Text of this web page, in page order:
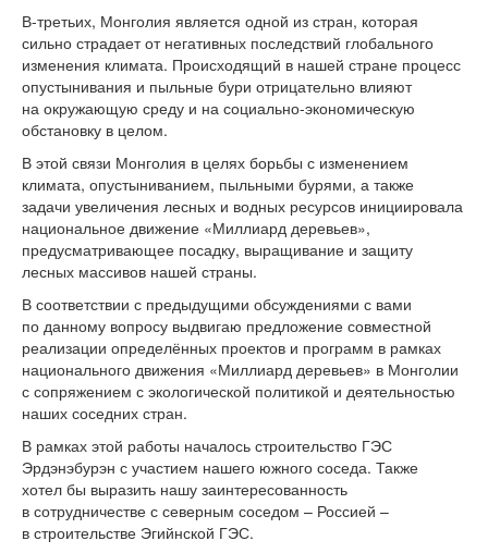
В-третьих, Монголия является одной из стран, которая
сильно страдает от негативных последствий глобального
изменения климата. Происходящий в нашей стране процесс
опустынивания и пыльные бури отрицательно влияют
на окружающую среду и на социально-экономическую
обстановку в целом.
В этой связи Монголия в целях борьбы с изменением
климата, опустыниванием, пыльными бурями, а также
задачи увеличения лесных и водных ресурсов инициировала
национальное движение «Миллиард деревьев»,
предусматривающее посадку, выращивание и защиту
лесных массивов нашей страны.
В соответствии с предыдущими обсуждениями с вами
по данному вопросу выдвигаю предложение совместной
реализации определённых проектов и программ в рамках
национального движения «Миллиард деревьев» в Монголии
с сопряжением с экологической политикой и деятельностью
наших соседних стран.
В рамках этой работы началось строительство ГЭС
Эрдэнэбурэн с участием нашего южного соседа. Также
хотел бы выразить нашу заинтересованность
в сотрудничестве с северным соседом – Россией –
в строительстве Эгийнской ГЭС.